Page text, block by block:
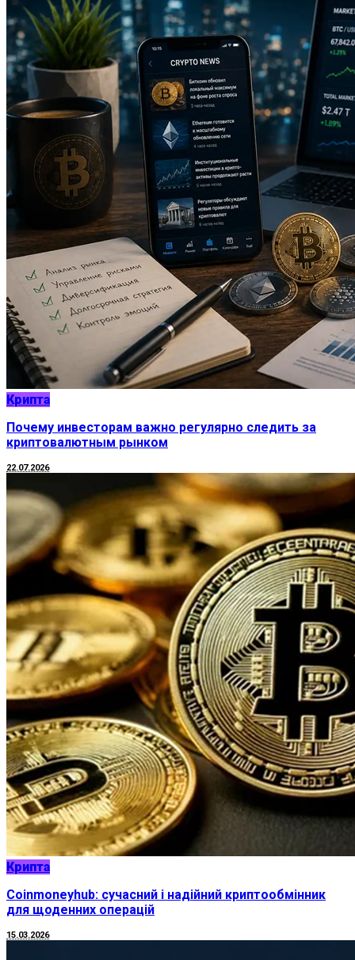
Крипта
Почему инвесторам важно регулярно следить за
криптовалютным рынком
22.07.2026
Крипта
Coinmoneyhub: сучасний і надійний криптообмінник
для щоденних операцій
15.03.2026